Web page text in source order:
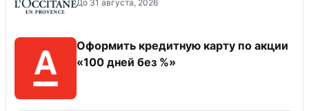
До 31 августа, 2026
Оформить кредитную карту по акции
«100 дней без %»